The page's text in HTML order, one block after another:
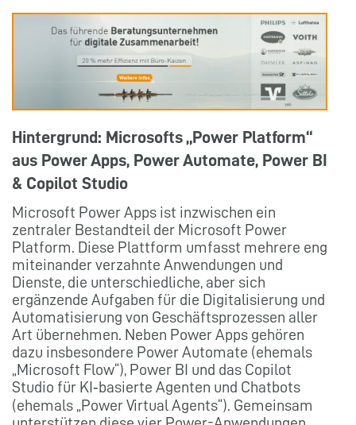
Hintergrund: Microsofts „Power Platform“
aus Power Apps, Power Automate, Power BI
& Copilot Studio
Microsoft Power Apps ist inzwischen ein
zentraler Bestandteil der Microsoft Power
Platform. Diese Plattform umfasst mehrere eng
miteinander verzahnte Anwendungen und
Dienste, die unterschiedliche, aber sich
ergänzende Aufgaben für die Digitalisierung und
Automatisierung von Geschäftsprozessen aller
Art übernehmen. Neben Power Apps gehören
dazu insbesondere Power Automate (ehemals
„Microsoft Flow“), Power BI und das Copilot
Studio für KI‑basierte Agenten und Chatbots
(ehemals „Power Virtual Agents“). Gemeinsam